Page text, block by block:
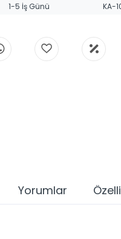
1-5 İş Günü KA-
Yorumlar